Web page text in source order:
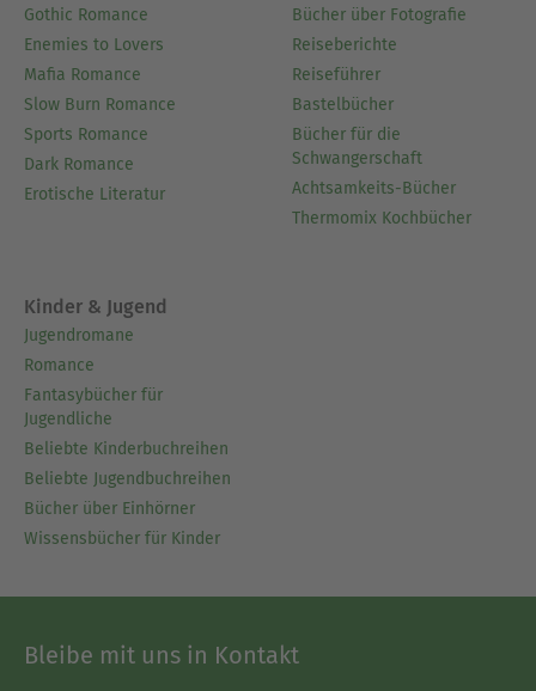
Gothic Romance
Enemies to Lovers
Mafia Romance
Slow Burn Romance
Sports Romance
Dark Romance
Erotische Literatur
Bücher über Fotografie
Reiseberichte
Reiseführer
Bastelbücher
Bücher für die
Schwangerschaft
Achtsamkeits-Bücher
Thermomix Kochbücher
Kinder & Jugend
Jugendromane
Romance
Fantasybücher für
Jugendliche
Beliebte Kinderbuchreihen
Beliebte Jugendbuchreihen
Bücher über Einhörner
Wissensbücher für Kinder
Bleibe mit uns in Kontakt